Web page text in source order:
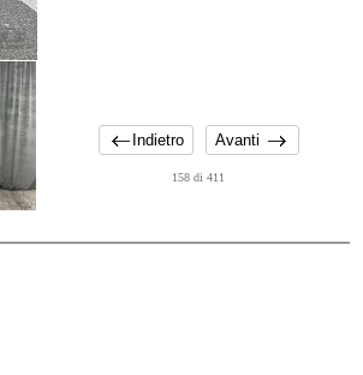
Indietro Avanti
158 di 411